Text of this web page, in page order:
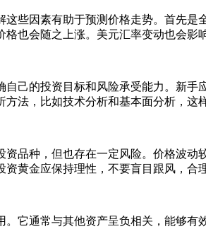
这些因素有助于预测价格走势。首先
也会随之上涨。美元汇率变动也会影
自己的投资目标和风险承受能力。新
法，比如技术分析和基本面分析，这
资品种，但也存在一定风险。价格波
黄金应保持理性，不要盲目跟风，合
它通常与其他资产呈负相关，能够